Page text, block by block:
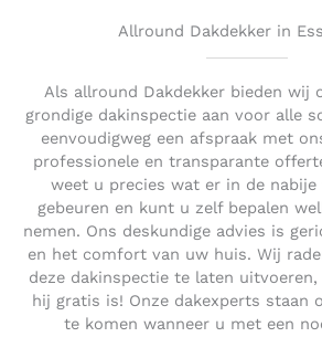
Allround Dakdekker in
Als allround Dakdekker bieden wij
grondige dakinspectie aan voor alle
eenvoudigweg een afspraak met
professionele en transparante
weet u precies wat er in de
gebeuren en kunt u zelf bepalen
nemen. Ons deskundige advies is
en het comfort van uw huis. Wij
deze dakinspectie te laten
hij gratis is! Onze dakexperts staan
te komen wanneer u met een